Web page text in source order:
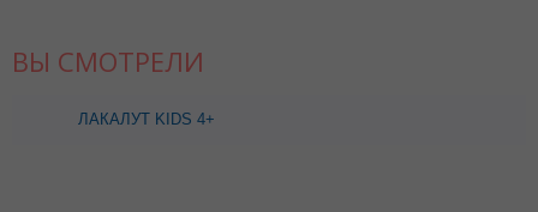
ВЫ СМОТРЕЛИ
ЛАКАЛУТ KIDS 4+